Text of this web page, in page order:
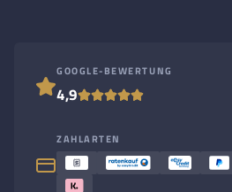
GOOGLE-BEWERTUNG
4,9
ZAHLARTEN